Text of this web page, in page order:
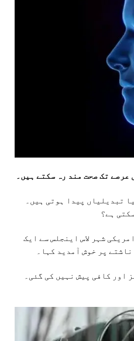
تک صحت مند رہ سکتے ہیں۔
تبدیلیاں پیدا ہوتی ہیں۔
ہے؟
شوہر ٹام امریکی شہر لاس اینجلس سے ایک
پر خوش آمدید کہا۔
اور کافی پیش نہیں کی گئی۔